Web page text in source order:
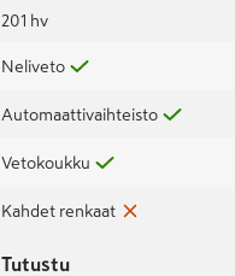
201 hv
Neliveto
Automaattivaihteisto
Vetokoukku
Kahdet renkaat
Tutustu